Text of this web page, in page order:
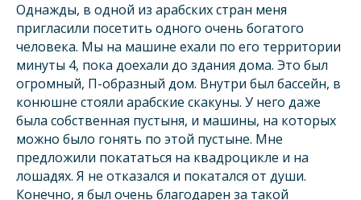
Однажды, в одной из арабских стран меня
пригласили посетить одного очень богатого
человека. Мы на машине ехали по его территории
минуты 4, пока доехали до здания дома. Это был
огромный, П-образный дом. Внутри был бассейн, в
конюшне стояли арабские скакуны. У него даже
была собственная пустыня, и машины, на которых
можно было гонять по этой пустыне. Мне
предложили покататься на квадроцикле и на
лошадях. Я не отказался и покатался от души.
Конечно, я был очень благодарен за такой